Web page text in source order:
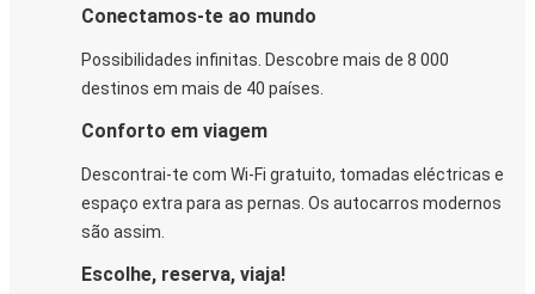
Conectamos-te ao mundo
Possibilidades infinitas. Descobre mais de 8 000
destinos em mais de 40 países.
Conforto em viagem
Descontrai-te com Wi-Fi gratuito, tomadas eléctricas e
espaço extra para as pernas. Os autocarros modernos
são assim.
Escolhe, reserva, viaja!